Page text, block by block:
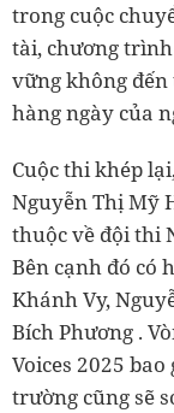
trong cuộc
tài, chương
vững không
hàng ngày của
Cuộc thi khép
Nguyễn Thị Mỹ
thuộc về đội thi
Bên cạnh đó có
Khánh Vy,
Bích Phương .
Voices 2025
trường cũng sẽ